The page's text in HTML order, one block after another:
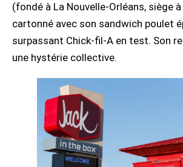
(fondé à La Nouvelle-Orléans, siège
cartonné avec son sandwich poulet
surpassant Chick-fil-A en test. Son
une hystérie collective.